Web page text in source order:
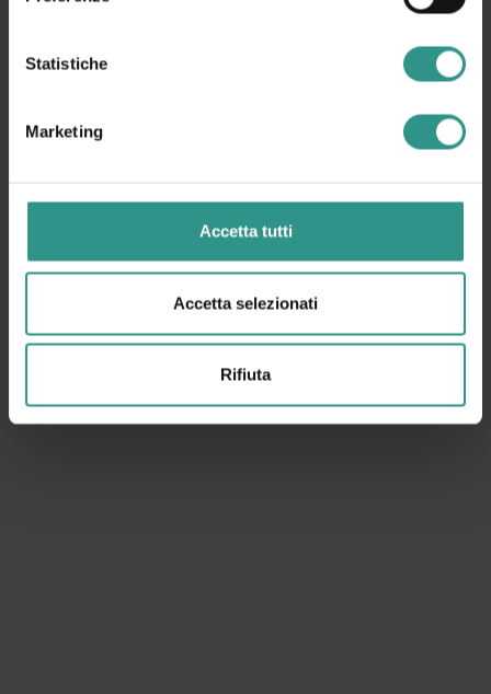
Statistiche
Marketing
Accetta tutti
Accetta selezionati
Rifiuta